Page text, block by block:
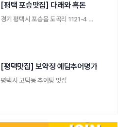
[평택 포승맛집] 다래와 흑돈
경기 평택시 포승읍 도곡리 1121-4 다래와흑돈
[평택맛집] 보약정 예담추어명가
평택시 고덕동 추어탕 맛집